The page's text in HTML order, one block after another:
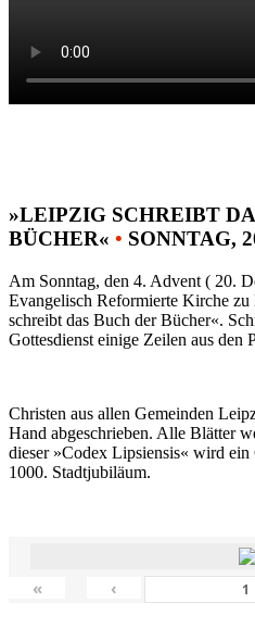
»LEIPZIG SCHREIBT
BÜCHER« • SONNTAG,
Am Sonntag, den 4. Advent ( 20.
Evangelisch Reformierte Kirche
schreibt das Buch der Bücher«.
Gottesdienst einige Zeilen aus den
Christen aus allen Gemeinden
Hand abgeschrieben. Alle Blätter
dieser »Codex Lipsiensis« wird ein
1000. Stadtjubiläum.
« ‹